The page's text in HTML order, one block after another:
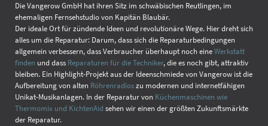
Die Vangerow GmbH hat ihren Sitz im schwäbischen Reutlingen, im
ehemaligen Fernsehstudio von Kapitän Blaubär.
Der ideale Ort für zündende Ideen und revolutionäre Wege. Hier dreht sich
alles um die Reparatur: Darum, dass sich die Reparaturbedingungen
allgemein verbessern, dass Verbraucher überhaupt noch eineWerkstatt
finden und dass Reparaturen für die Techniker, die es noch gibt, attraktiv
bleiben. Ein Highlight-Projekt aus der Ideenschmiede von Vangerow ist die
Aufbereitung von alten Röhrenradioszu modernen und internetfähigen
Unikat-Musikanlagen. In der Reparatur von Küchenmaschinen wie
Thermomix und KichtenAid sehen wir einen der größten Zukunftsmärkte
der Reparatur.